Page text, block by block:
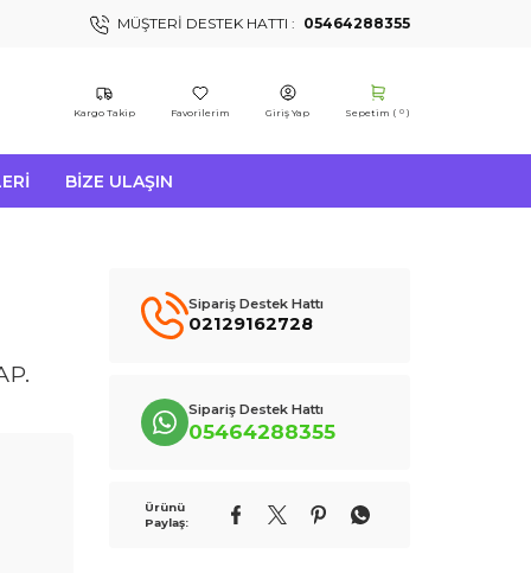
MÜŞTERI DESTEK HATTI : 05464288355
Kargo Takip Favorilerim Giriş Yap Sepetim ( 0 )
BIZE ULAŞIN
Sipariş Destek Hattı
02129162728
Sipariş Destek Hattı
05464288355
Ürünü
Paylaş: